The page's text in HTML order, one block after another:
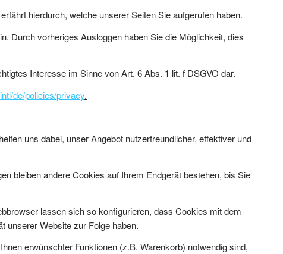
hierdurch, welche unserer Seiten Sie aufgerufen haben.
Durch vorheriges Ausloggen haben Sie die Möglichkeit, dies
Interesse im Sinne von Art. 6 Abs. 1 lit. f DSGVO dar.
de/policies/privacy.
uns dabei, unser Angebot nutzerfreundlicher, effektiver und
bleiben andere Cookies auf Ihrem Endgerät bestehen, bis Sie
lassen sich so konfigurieren, dass Cookies mit dem
unserer Website zur Folge haben.
erwünschter Funktionen (z.B. Warenkorb) notwendig sind,